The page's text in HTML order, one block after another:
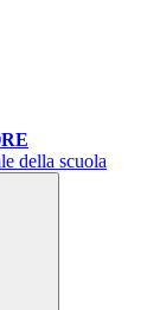
della scuola